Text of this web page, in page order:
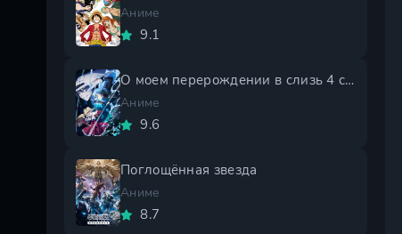
Аниме
9.1
О моем перерождении в слизь 4 сезон
Аниме
9.6
Поглощённая звезда
Аниме
8.7